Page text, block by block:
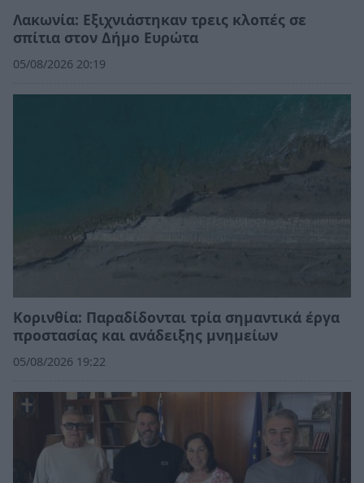
Λακωνία: Εξιχνιάστηκαν τρεις κλοπές σε
σπίτια στον Δήμο Ευρώτα
05/08/2026 20:19
Κορινθία: Παραδίδονται τρία σημαντικά έργα
προστασίας και ανάδειξης μνημείων
05/08/2026 19:22